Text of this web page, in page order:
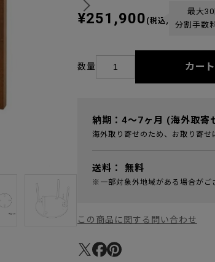
¥251,900 (税込)
最大
分割手数
数量 カー
納期：4～7ヶ月 (海外取寄
海外取り寄せのため、お取り寄
送料： 無料
※一部対象外地域がある場合がご
この商品に関する問い合わせ